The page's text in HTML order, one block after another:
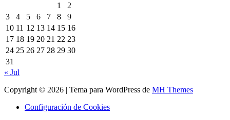
1
2
3
4 5 6 7 8
9
10 11 12 13 14 15 16
17 18 19 20 21 22 23
24 25 26 27 28 29 30
31
« Jul
Copyright © 2026 | Tema para WordPress de MH Themes
Configuración de Cookies